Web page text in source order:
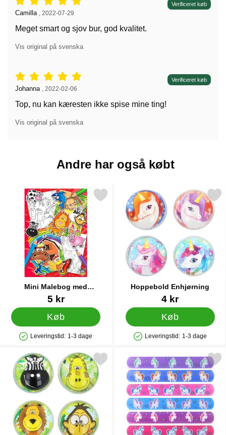
Anmeldelser: 5 stjerne af 5, Verificeret køb
Anmeldelser af:
Camilla 2022-07-29
Meget smart og sjov bur, god kvalitet.
Vis original på svenska
Anmeldelser: 5 stjerne af 5, Verificeret køb
Anmeldelser af:
Johanna 2022-02-06
Top, nu kan kæresten ikke spise mine ting!
Vis original på svenska
Andre har også købt
Mini Malebog med
Klistermærker
5 kr
Køb
Produkttilgængelighed: På lager
Leveringstid: 1-3 dage
Markér mini Malebog med Klistermærker som favorit
Hoppebold Enhjørning
Varenr 442514 kr
Køb
Produkttilgængelighed: På lager
Leveringstid: 1-3 dage
Markér hoppebold
Markér hoppebold Jungle som favorit
Markér slap Bracelet Snap